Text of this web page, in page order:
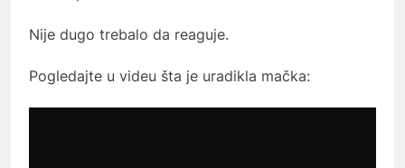
Nije dugo trebalo da reaguje.
Pogledajte u videu šta je uradikla mačka: